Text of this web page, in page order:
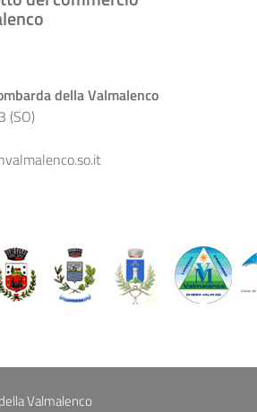
della Valmalenco
(SO)
Valmalenco